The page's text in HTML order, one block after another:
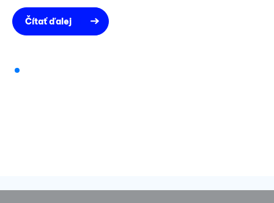
Čítať ďalej